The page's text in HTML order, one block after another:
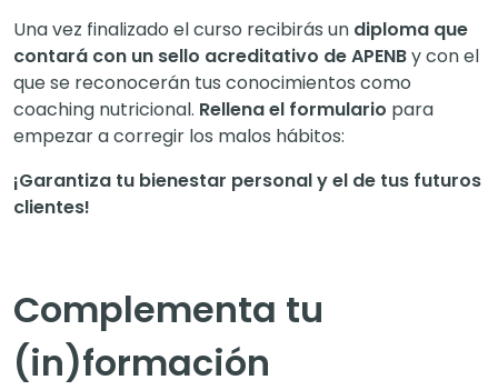
Una vez finalizado el curso recibirás un diploma que
contará con un sello acreditativo de APENBy con el
que se reconocerán tus conocimientos como
coaching nutricional. Rellena el formulario para
empezar a corregir los malos hábitos:
¡Garantiza tu bienestar personal y el de tus futuros
clientes!
Complementa tu
(in)formación